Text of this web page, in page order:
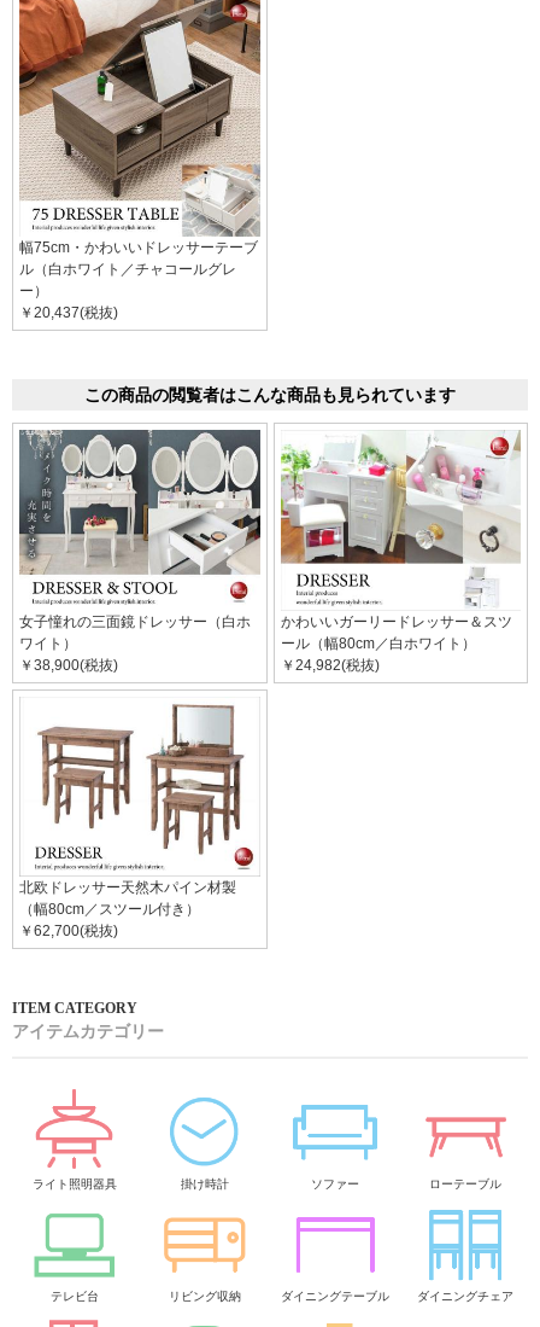
幅75cm・かわいいドレッサーテーブ
ル（白ホワイト／チャコールグレ
ー）
￥20,437(税抜)
この商品の閲覧者はこんな商品も見られています
女子憧れの三面鏡ドレッサー（白ホ
ワイト）
￥38,900(税抜)
かわいいガーリードレッサー＆スツ
ール（幅80cm／白ホワイト）
￥24,982(税抜)
北欧ドレッサー天然木パイン材製
（幅80cm／スツール付き）
￥62,700(税抜)
アイテムカテゴリー
ライト照明器具 掛け時計 ソファー ローテーブル
テレビ台 リビング収納 ダイニングテーブル ダイニングチェア